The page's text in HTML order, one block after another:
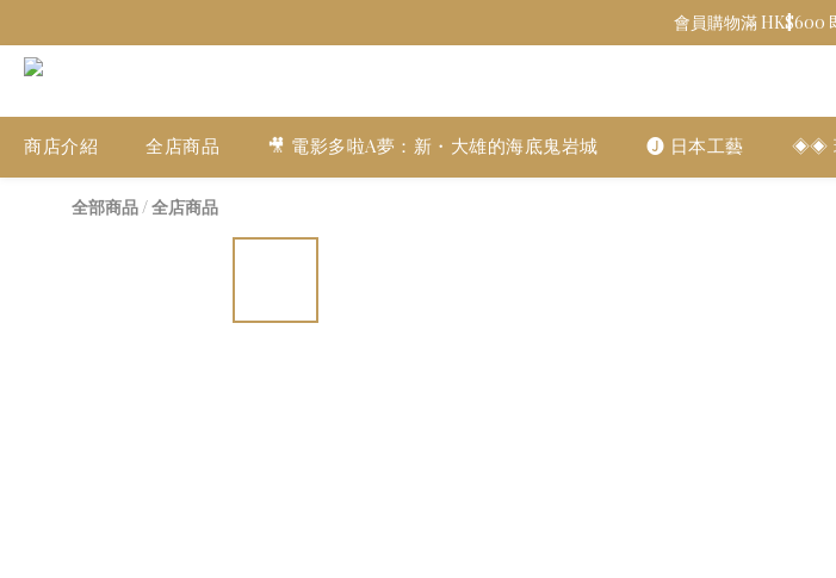
會員購物滿 HK$600
商店介紹 全店商品 🎥 電影多啦A夢：新・大雄的海底鬼岩城 🅙 日本工藝 ◈◈
全部商品/全店商品